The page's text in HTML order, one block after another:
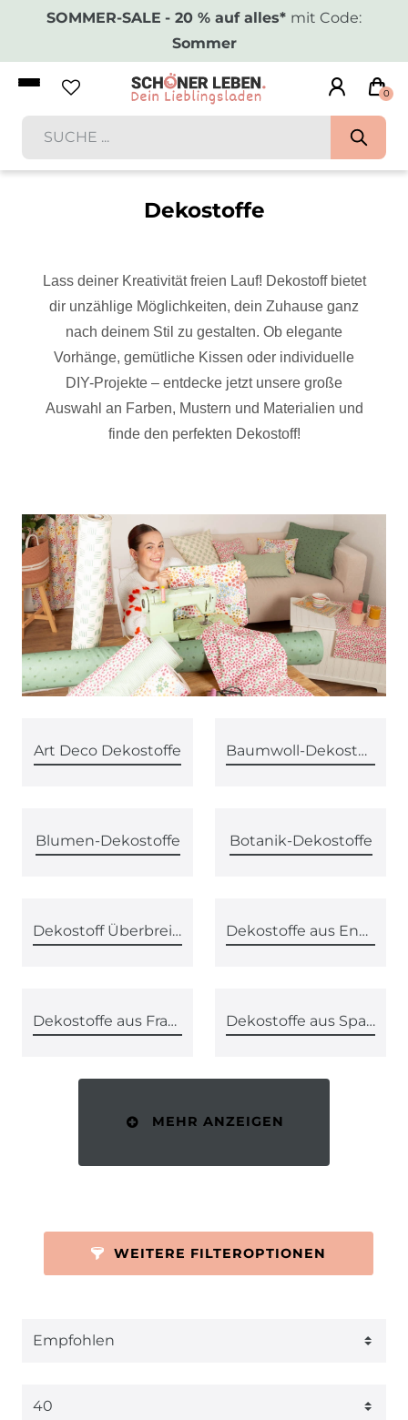
SOMMER-SALE - 20 % auf alles* mit Code:
Sommer
0
Dekostoffe
Lass deiner Kreativität freien Lauf! Dekostoff bietet
dir unzählige Möglichkeiten, dein Zuhause ganz
nach deinem Stil zu gestalten. Ob elegante
Vorhänge, gemütliche Kissen oder individuelle
DIY-Projekte – entdecke jetzt unsere große
Auswahl an Farben, Mustern und Materialien und
finde den perfekten Dekostoff!
Art Deco Dekostoffe Baumwoll-Dekostoffe
Blumen-Dekostoffe Botanik-Dekostoffe
Dekostoff Überbreite Dekostoffe aus England
Dekostoffe aus Frankreich Dekostoffe aus Spanien
MEHR ANZEIGEN
WEITERE FILTEROPTIONEN